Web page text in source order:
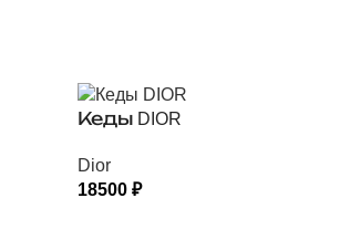
Кеды DIOR
Dior
18500 ₽